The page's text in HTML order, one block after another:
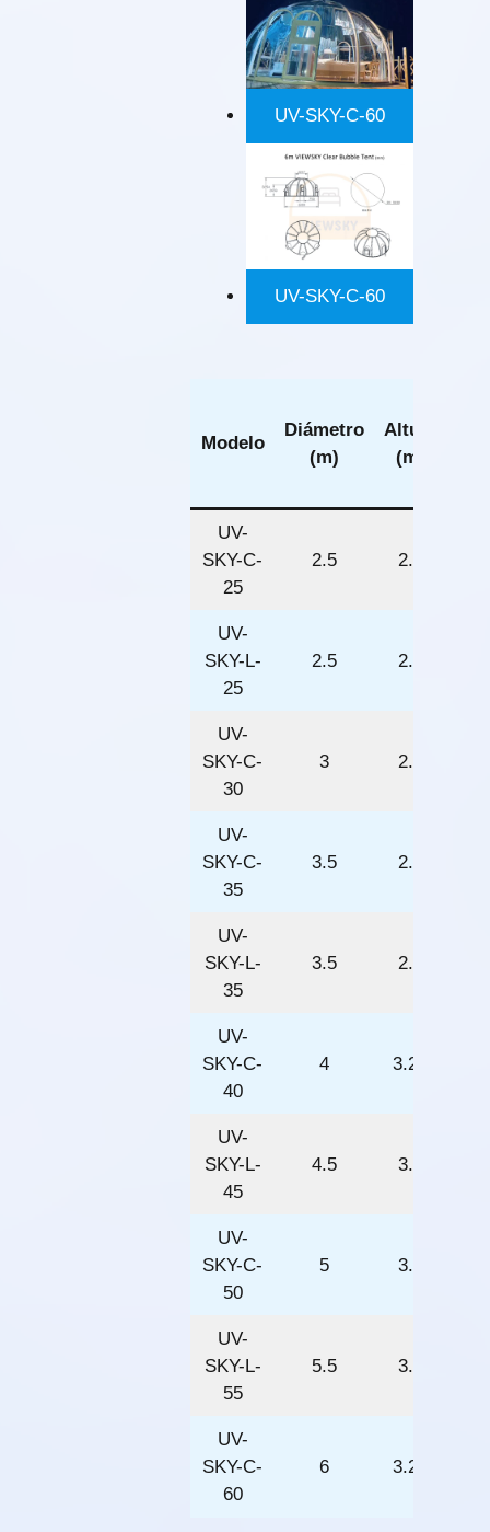
UV-SKY-C-60
UV-SKY-C-60
Modelo
Diámetro
(m)
Altura
(m)
UV-
SKY-C-
25
2.5 2.5
UV-
SKY-L-
25
2.5 2.5
UV-
SKY-C-
30
3 2.5
UV-
SKY-C-
35
3.5 2.8
UV-
SKY-L-
35
3.5 2.8
UV-
SKY-C-
40
4 3.25
UV-
SKY-L-
45
4.5 3.5
UV-
SKY-C-
50
5 3.5
UV-
SKY-L-
55
5.5 3.5
UV-
SKY-C-
60
6 3.25